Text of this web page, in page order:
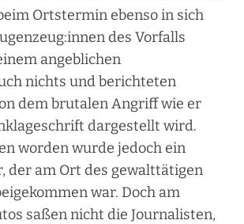
Ortstermin ebenso in sich
des Vorfalls
angeblichen
nichts und berichteten
dem brutalen Angriff wie er
dargestellt wird.
worden wurde jedoch ein
der am Ort des gewalttätigen
war. Doch am
saßen nicht die Journalisten,